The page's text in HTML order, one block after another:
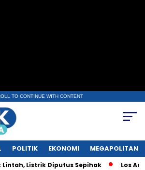
TO CONTINUE WITH CONTENT
POLITIK EKONOMI MEGAPOLITAN
Diputus Sepihak Los Angeles